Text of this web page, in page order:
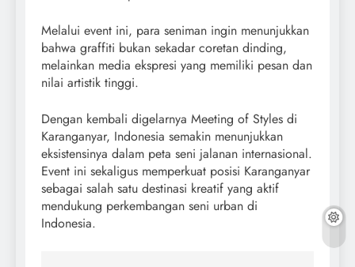
Melalui event ini, para seniman ingin menunjukkan
bahwa graffiti bukan sekadar coretan dinding,
melainkan media ekspresi yang memiliki pesan dan
nilai artistik tinggi.
Dengan kembali digelarnya Meeting of Styles di
Karanganyar, Indonesia semakin menunjukkan
eksistensinya dalam peta seni jalanan internasional.
Event ini sekaligus memperkuat posisi Karanganyar
sebagai salah satu destinasi kreatif yang aktif
mendukung perkembangan seni urban di
Indonesia.